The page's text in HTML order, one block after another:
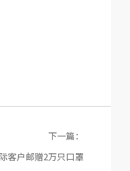
下一篇：
客户邮赠2万只口罩